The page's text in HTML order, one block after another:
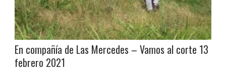
En compañía de Las Mercedes – Vamos al corte 13
febrero 2021